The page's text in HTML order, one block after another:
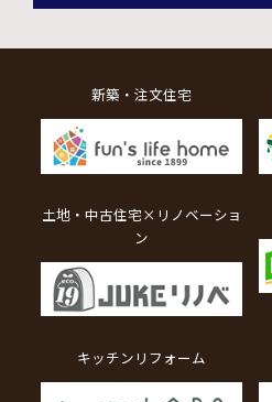
新築・注文住宅
土地・中古住宅×リノベーショ
ン
キッチンリフォーム